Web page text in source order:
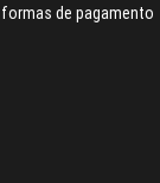
formas de pagamento